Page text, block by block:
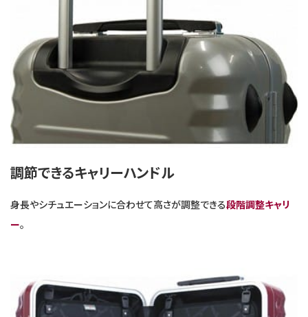
調節できるキャリーハンドル
身長やシチュエーションに合わせて高さが調整できる段階調整キャリ
ー。